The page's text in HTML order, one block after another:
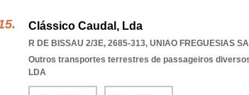
Clássico Caudal, Lda
R DE BISSAU 2/3E, 2685-313, UNIAO FREGUESIAS
Outros transportes terrestres de passageiros
LDA